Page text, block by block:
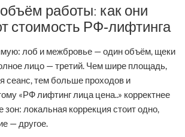
работы: как они
стоимость РФ‑лифтинга
лоб и межбровье — один объём, щеки
лицо — третий. Чем шире площадь,
сеанс, тем больше проходов и
«РФ лифтинг лица цена..» корректнее
зон: локальная коррекция стоит одно,
— другое.